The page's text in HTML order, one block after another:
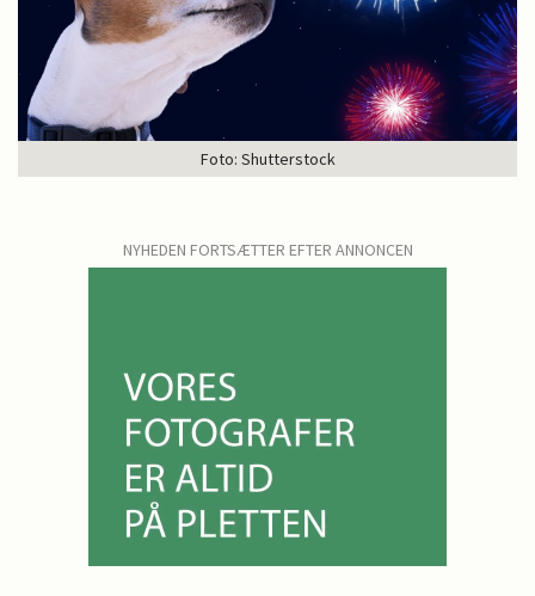
Foto: Shutterstock
NYHEDEN FORTSÆTTER EFTER ANNONCEN